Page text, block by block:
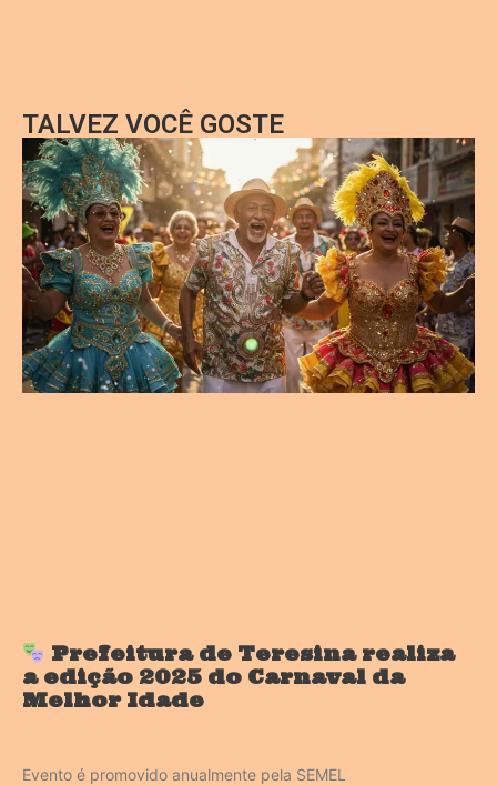
TALVEZ VOCÊ GOSTE
Prefeitura de Teresina realiza
a edição 2025 do Carnaval da
Melhor Idade
Evento é promovido anualmente pela SEMEL